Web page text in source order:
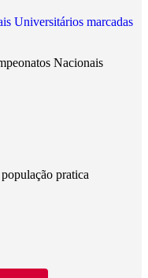
Universitários marcadas
Nacionais
pratica